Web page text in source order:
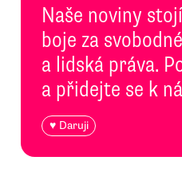
Naše noviny
boje za
a lidská práva.
a přidejte se k
♥ Daruji